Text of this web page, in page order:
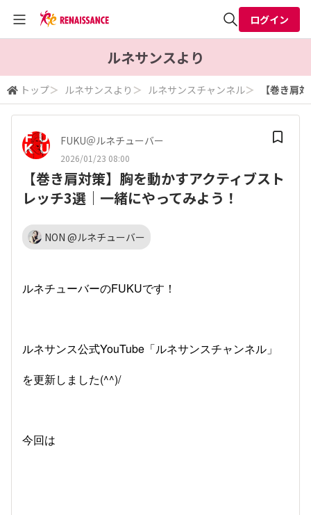
検索
ログイン
ルネサンスより
トップ＞ ルネサンスより ＞ ルネサンスチャンネル＞ 【巻き肩
FUKU＠ルネチューバー
2026/01/23 08:00
【巻き肩対策】胸を動かすアクティブスト
レッチ3選｜一緒にやってみよう！
NON @ルネチューバー
ルネチューバーのFUKUです！
ルネサンス公式YouTube「ルネサンスチャンネル」
を更新しました(^^)/
今回は